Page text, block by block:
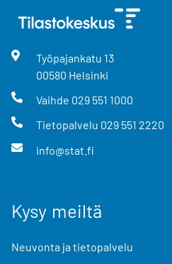
Työpajankatu 13
00580 Helsinki
Vaihde 029 551 1000
Tietopalvelu 029 551 2220
info@stat.fi
Kysy meiltä
Neuvonta ja tietopalvelu